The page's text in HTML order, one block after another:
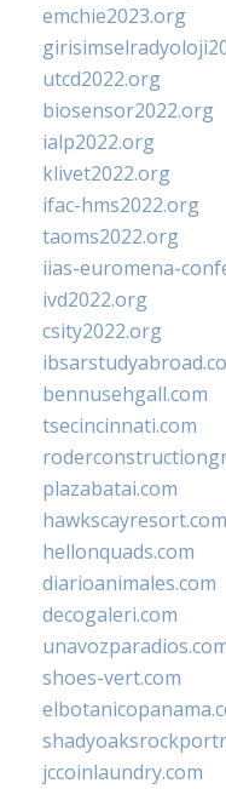
emchie2023.org
utcd2022.org
biosensor2022.org
ialp2022.org
klivet2022.org
ifac-hms2022.org
taoms2022.org
iias-euromena-
ivd2022.org
csity2022.org
bennusehgall.com
tsecincinnati.com
plazabatai.com
hawkscayresort.com
hellonquads.com
diarioanimales.com
decogaleri.com
shoes-vert.com
jccoinlaundry.com